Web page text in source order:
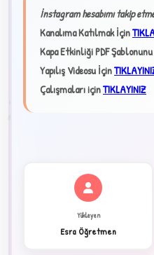
İnstagram hesabımı takip
Kanalıma Katılmak İçin
Kapa Etkinliği PDF
Yapılış Videosu İçin
Çalışmaları içinTIKLAYINIZ
Yükleyen
Esra Öğretmen
★